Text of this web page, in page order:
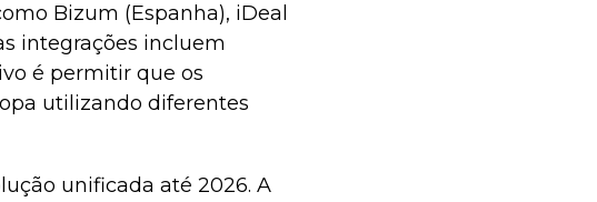
Bizum (Espanha), iDeal
integrações incluem
é permitir que os
utilizando diferentes
unificada até 2026. A